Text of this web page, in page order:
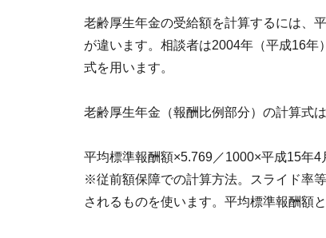
老齢厚生年金の受給額を計算するには、
が違います。相談者は2004年（平成16
式を用います。
老齢厚生年金（報酬比例部分）の計算式
平均標準報酬額×5.769／1000×平成15年
※従前額保障での計算方法。スライド率
されるものを使います。平均標準報酬額